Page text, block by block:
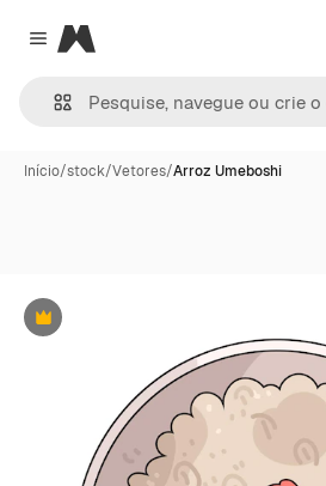
Close menu
Magnific
Início/stock/Vetores/Arroz Umeboshi
Premium